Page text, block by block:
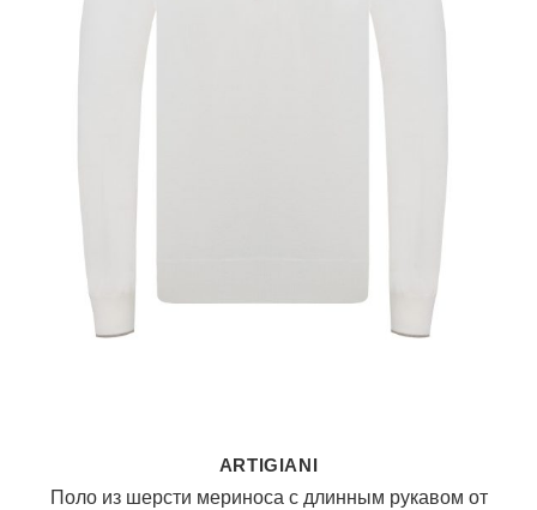
ARTIGIANI
Поло из шерсти мериноса с длинным рукавом от